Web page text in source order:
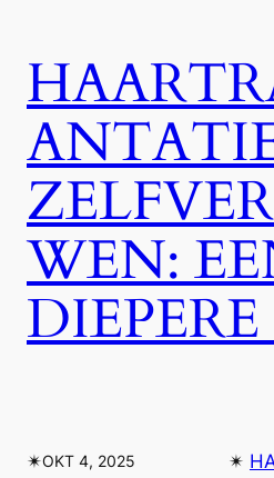
WEN:
✴︎OKT 4, 2025 ✴︎